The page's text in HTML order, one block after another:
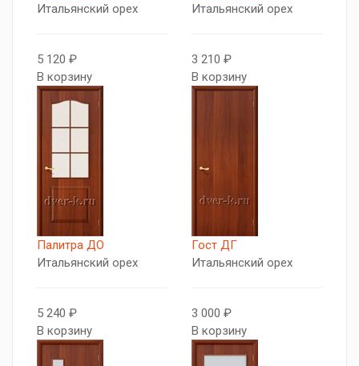
Итальянский орех
5 120 ₽
В корзину
Итальянский орех
3 210 ₽
В корзину
Палитра ДО
Итальянский орех
5 240 ₽
В корзину
Гост ДГ
Итальянский орех
3 000 ₽
В корзину